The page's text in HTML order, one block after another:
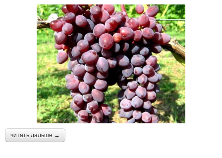
читать дальше →